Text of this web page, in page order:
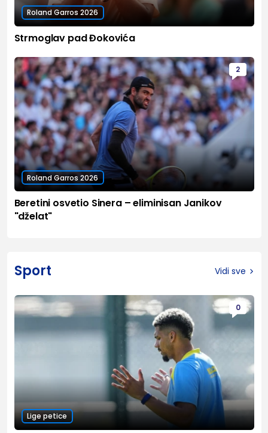
Roland Garros 2026
Strmoglav pad Đokovića
2
Roland Garros 2026
Beretini osvetio Sinera – eliminisan Janikov
"dželat"
Sport Vidi sve
0
Lige petice